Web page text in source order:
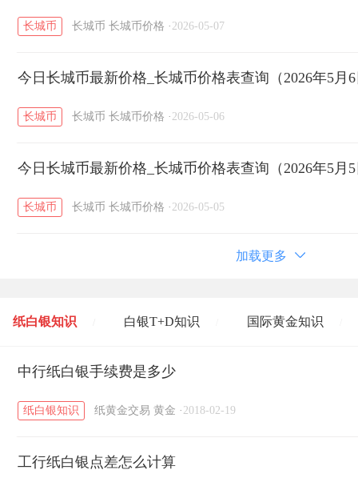
长城币 长城币 长城币价格 · 2026-05-07
今日长城币最新价格_长城币价格表查询（2026年5月
长城币 长城币 长城币价格 · 2026-05-06
今日长城币最新价格_长城币价格表查询（2026年5月
长城币 长城币 长城币价格 · 2026-05-05
加载更多
纸白银知识 白银T+D知识 国际黄金知识
黄金T+D知识 / 粤贵银知识
中行纸白银手续费是多少
纸白银知识 纸黄金交易 黄金 · 2018-02-19
工行纸白银点差怎么计算